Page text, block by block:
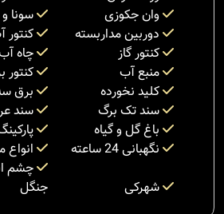
وان جکوزی
سونا
دوربین مداربسته
کنتور
کنتور گاز
چاه
منبع آب
کنتور
کلید نخورده
برق
سند تک برگ
سند
باغ گل و گیاه
نگهبانی 24 ساعته
انواع
شهرکی
چشم
جنگل